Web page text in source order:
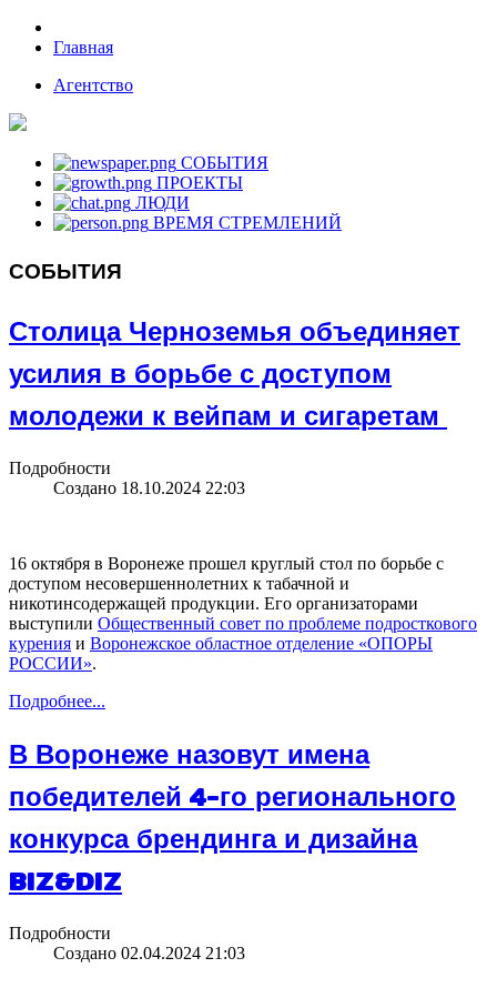
Главная
Агентство
СОБЫТИЯ
ПРОЕКТЫ
ЛЮДИ
ВРЕМЯ СТРЕМЛЕНИЙ
СОБЫТИЯ
Столица Черноземья объединяет
усилия в борьбе с доступом
молодежи к вейпам и сигаретам
Подробности
Создано 18.10.2024 22:03
16 октября в Воронеже прошел круглый стол по борьбе с
доступом несовершеннолетних к табачной и
никотинсодержащей продукции. Его организаторами
выступили Общественный совет по проблеме подросткового
курения и Воронежское областное отделение «ОПОРЫ
РОССИИ».
Подробнее...
В Воронеже назовут имена
победителей 4-го регионального
конкурса брендинга и дизайна
BIZ&DIZ
Подробности
Создано 02.04.2024 21:03